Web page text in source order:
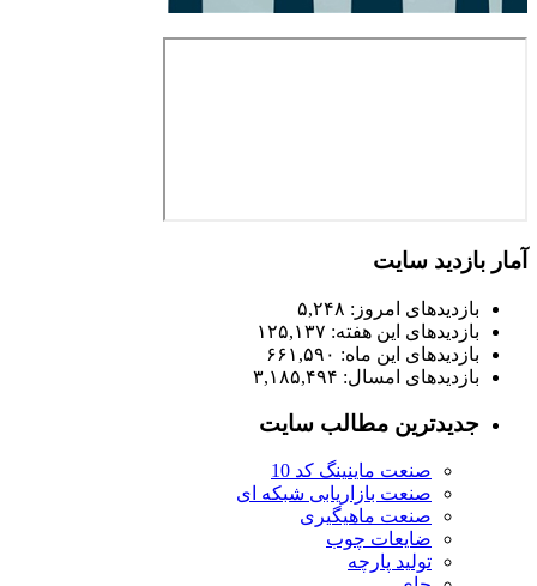
بازدید سایت
بازدیدهای امروز: ۵,۲۴۸
بازدیدهای این هفته:۱۲۵,۱۳۷
بازدیدهای این ماه:۶۶۱,۵۹۰
بازدیدهای امسال:۳,۱۸۵,۴۹۴
جدیدترین مطالب سایت
صنعت ماینینگ کد 10
صنعت بازاریابی شبکه ای
صنعت ماهیگیری
ضایعات چوب
تولید پارچه